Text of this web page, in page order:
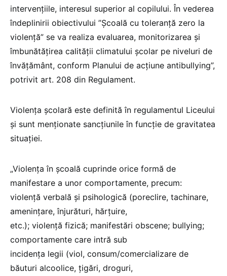
intervenţiile, interesul superior al copilului. În vederea
îndeplinirii obiectivului ”Școală cu toleranță zero la
violență” se va realiza evaluarea, monitorizarea şi
îmbunătăţirea calităţii climatului şcolar pe niveluri de
învăţământ, conform Planului de acțiune antibullying”,
potrivit art. 208 din Regulament.
Violența școlară este definită în regulamentul Liceului
și sunt menționate sancțiunile în funcție de gravitatea
situației.
„Violenţa în şcoală cuprinde orice formă de
manifestare a unor comportamente, precum:
violenţă verbală şi psihologică (poreclire, tachinare,
ameninţare, înjurături, hărţuire,
etc.); violenţă fizică; manifestări obscene; bullying;
comportamente care intră sub
incidenţa legii (viol, consum/comercializare de
băuturi alcoolice, ţigări, droguri,